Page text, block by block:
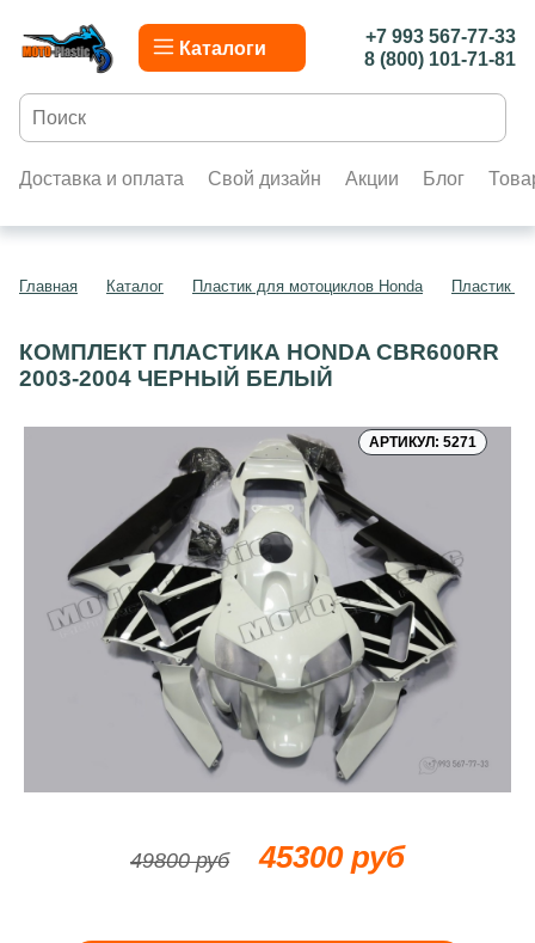
Каталоги
+7 993 567-77-33
8 (800) 101-71-81
Доставка и оплата Свой дизайн Акции Блог
Главная Каталог Пластик для мотоциклов Honda Пластик
КОМПЛЕКТ ПЛАСТИКА HONDA CBR600RR
2003-2004 ЧЕРНЫЙ БЕЛЫЙ
АРТИКУЛ: 5271
49800 руб 45300 руб